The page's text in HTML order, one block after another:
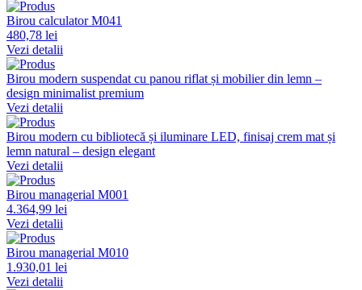
Birou calculator M041
480,78 lei
Vezi detalii
Birou modern suspendat cu panou riflat și mobilier din lemn –
design minimalist premium
Vezi detalii
Birou modern cu bibliotecă și iluminare LED, finisaj crem mat și
lemn natural – design elegant
Vezi detalii
Birou managerial M001
4.364,99 lei
Vezi detalii
Birou managerial M010
1.930,01 lei
Vezi detalii